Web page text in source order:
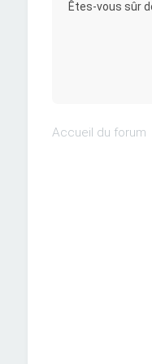
Êtes-vous sûr
Accueil du forum